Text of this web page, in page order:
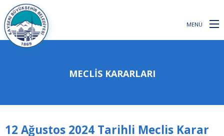
MENÜ
MECLIS KARARLARI
12 Ağustos 2024 Tarihli Meclis Karar